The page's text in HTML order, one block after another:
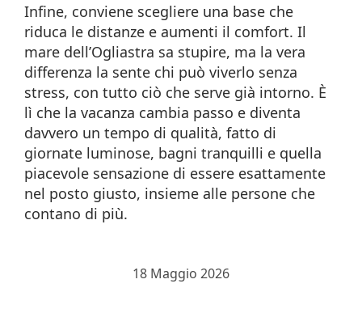
Infine, conviene scegliere una base che
riduca le distanze e aumenti il comfort. Il
mare dell’Ogliastra sa stupire, ma la vera
differenza la sente chi può viverlo senza
stress, con tutto ciò che serve già intorno. È
lì che la vacanza cambia passo e diventa
davvero un tempo di qualità, fatto di
giornate luminose, bagni tranquilli e quella
piacevole sensazione di essere esattamente
nel posto giusto, insieme alle persone che
contano di più.
18 Maggio 2026